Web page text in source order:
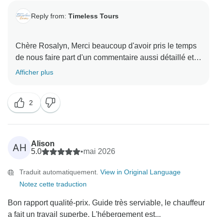
Chaleureusement,
Reply from: Timeless Tours
Chère Rosalyn, Merci beaucoup d'avoir pris le temps
de nous faire part d'un commentaire aussi détaillé et
réfléchi sur votre voyage au Maroc. Nous sommes
Sahara aux luxuriantes forêts de cèdres - et que
Yassin et nos guides locaux vous aient fait sentir si
bien accueillis et informés. Il est également
fantastique d'apprendre que vous avez apprécié la
variété unique et authentique de nos hébergements,
Dadès, et que nos équipes d'accueil se sont si bien
occupées de vous. Vos "meilleurs conseils"
couchage et les câbles USB-A sont incroyablement
Afficher plus
2
AH
Alison
5.0
•mai 2026
Traduit automatiquement. View in Original Language
Notez cette traduction
Bon rapport qualité-prix. Guide très serviable, le chauffeur
a fait un travail superbe. L'hébergement est...